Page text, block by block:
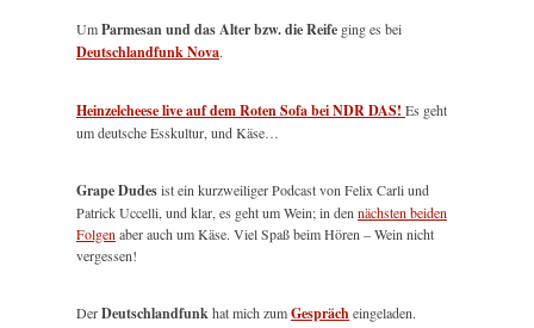
UmParmesan und das Alter bzw. die Reife ging es bei
Deutschlandfunk Nova.
Heinzelcheese live auf dem Roten Sofa bei NDR DAS! Es geht
um deutsche Esskultur, und Käse…
Grape Dudesist ein kurzweiliger Podcast von Felix Carli und
Patrick Uccelli, und klar, es geht um Wein; in dennächsten beiden
Folgenaber auch um Käse. Viel Spaß beim Hören – Wein nicht
vergessen!
DerDeutschlandfunkhat mich zumGesprächeingeladen.